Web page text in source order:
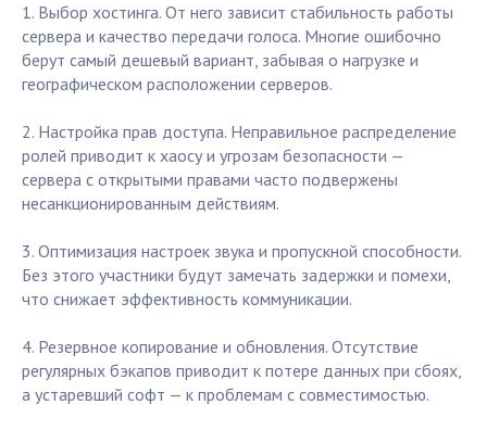
1. Выбор хостинга. От него зависит стабильность работы
сервера и качество передачи голоса. Многие ошибочно
берут самый дешевый вариант, забывая о нагрузке и
географическом расположении серверов.
2. Настройка прав доступа. Неправильное распределение
ролей приводит к хаосу и угрозам безопасности —
сервера с открытыми правами часто подвержены
несанкционированным действиям.
3. Оптимизация настроек звука и пропускной способности.
Без этого участники будут замечать задержки и помехи,
что снижает эффективность коммуникации.
4. Резервное копирование и обновления. Отсутствие
регулярных бэкапов приводит к потере данных при сбоях,
а устаревший софт — к проблемам с совместимостью.